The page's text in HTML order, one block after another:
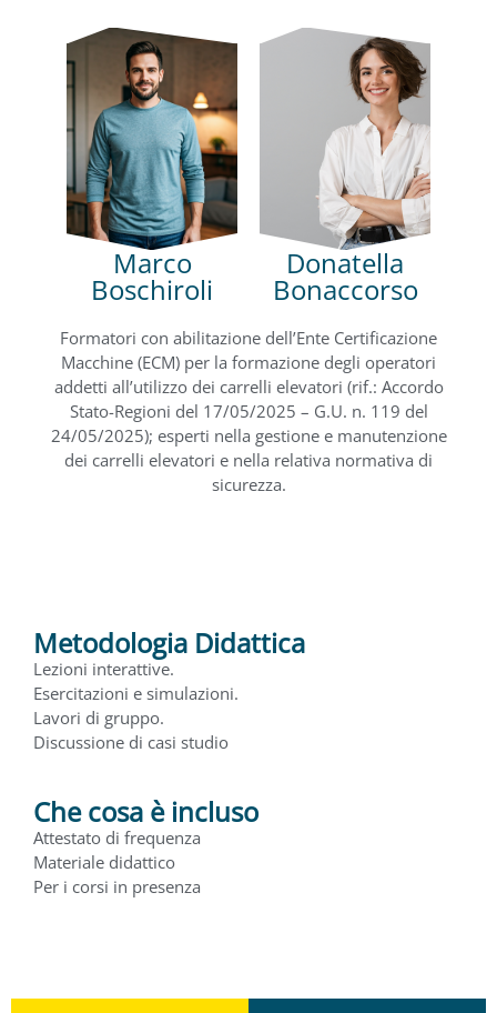
Marco
Boschiroli
Donatella
Bonaccorso
Formatori con abilitazione dell’Ente Certificazione
Macchine (ECM) per la formazione degli operatori
addetti all’utilizzo dei carrelli elevatori (rif.: Accordo
Stato-Regioni del 17/05/2025 – G.U. n. 119 del
24/05/2025); esperti nella gestione e manutenzione
dei carrelli elevatori e nella relativa normativa di
sicurezza.
Metodologia Didattica
Lezioni interattive.
Esercitazioni e simulazioni.
Lavori di gruppo.
Discussione di casi studio
Che cosa è incluso
Attestato di frequenza
Materiale didattico
Per i corsi in presenza